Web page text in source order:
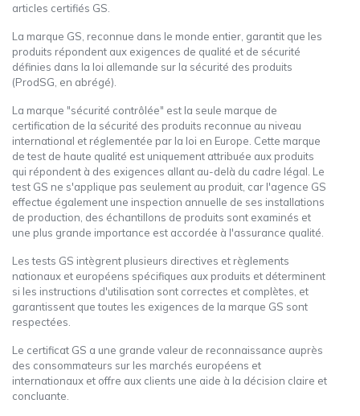
articles certifiés GS.
La marque GS, reconnue dans le monde entier, garantit que les
produits répondent aux exigences de qualité et de sécurité
définies dans la loi allemande sur la sécurité des produits
(ProdSG, en abrégé).
La marque "sécurité contrôlée" est la seule marque de
certification de la sécurité des produits reconnue au niveau
international et réglementée par la loi en Europe. Cette marque
de test de haute qualité est uniquement attribuée aux produits
qui répondent à des exigences allant au-delà du cadre légal. Le
test GS ne s'applique pas seulement au produit, car l'agence GS
effectue également une inspection annuelle de ses installations
de production, des échantillons de produits sont examinés et
une plus grande importance est accordée à l'assurance qualité.
Les tests GS intègrent plusieurs directives et règlements
nationaux et européens spécifiques aux produits et déterminent
si les instructions d'utilisation sont correctes et complètes, et
garantissent que toutes les exigences de la marque GS sont
respectées.
Le certificat GS a une grande valeur de reconnaissance auprès
des consommateurs sur les marchés européens et
internationaux et offre aux clients une aide à la décision claire et
concluante.